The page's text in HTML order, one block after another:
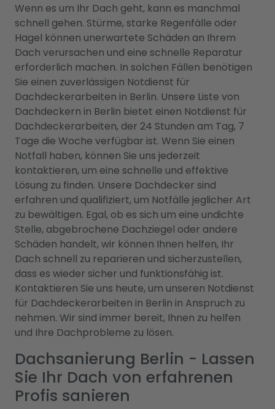
Wenn es um Ihr Dach geht, kann es manchmal
schnell gehen. Stürme, starke Regenfälle oder
Hagel können unerwartete Schäden an Ihrem
Dach verursachen und eine schnelle Reparatur
erforderlich machen. In solchen Fällen benötigen
Sie einen zuverlässigen Notdienst für
Dachdeckerarbeiten in Berlin. Unsere Liste von
Dachdeckern in Berlin bietet einen Notdienst für
Dachdeckerarbeiten, der 24 Stunden am Tag, 7
Tage die Woche verfügbar ist. Wenn Sie einen
Notfall haben, können Sie uns jederzeit
kontaktieren, um eine schnelle und effektive
Lösung zu finden. Unsere Dachdecker sind
erfahren und qualifiziert, um Notfälle jeglicher Art
zu bewältigen. Egal, ob es sich um eine undichte
Stelle, abgebrochene Dachziegel oder andere
Schäden handelt, wir können Ihnen helfen, Ihr
Dach schnell zu reparieren und sicherzustellen,
dass es wieder sicher und funktionsfähig ist.
Kontaktieren Sie uns heute, um unseren Notdienst
für Dachdeckerarbeiten in Berlin in Anspruch zu
nehmen. Wir sind immer bereit, Ihnen zu helfen
und Ihre Dachprobleme zu lösen.
Dachsanierung Berlin - Lassen
Sie Ihr Dach von erfahrenen
Profis sanieren